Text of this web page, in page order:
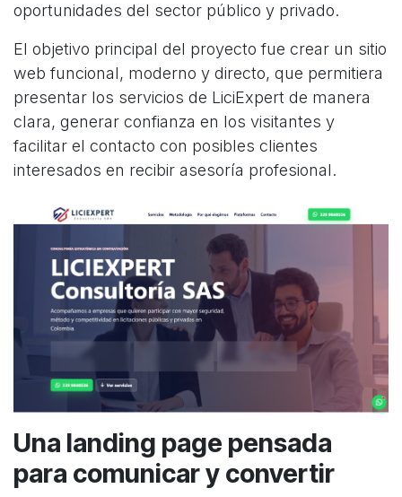
oportunidades del sector público y privado.
El objetivo principal del proyecto fue crear un sitio
web funcional, moderno y directo, que permitiera
presentar los servicios de LiciExpert de manera
clara, generar confianza en los visitantes y
facilitar el contacto con posibles clientes
interesados en recibir asesoría profesional.
Una landing page pensada
para comunicar y convertir